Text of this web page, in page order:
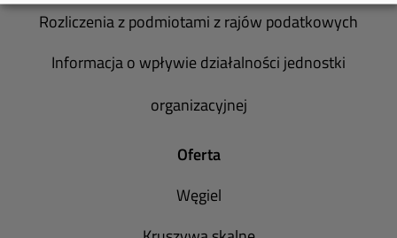
Rozliczenia z podmiotami z rajów podatkowych
Informacja o wpływie działalności jednostki
organizacyjnej
Oferta
Węgiel